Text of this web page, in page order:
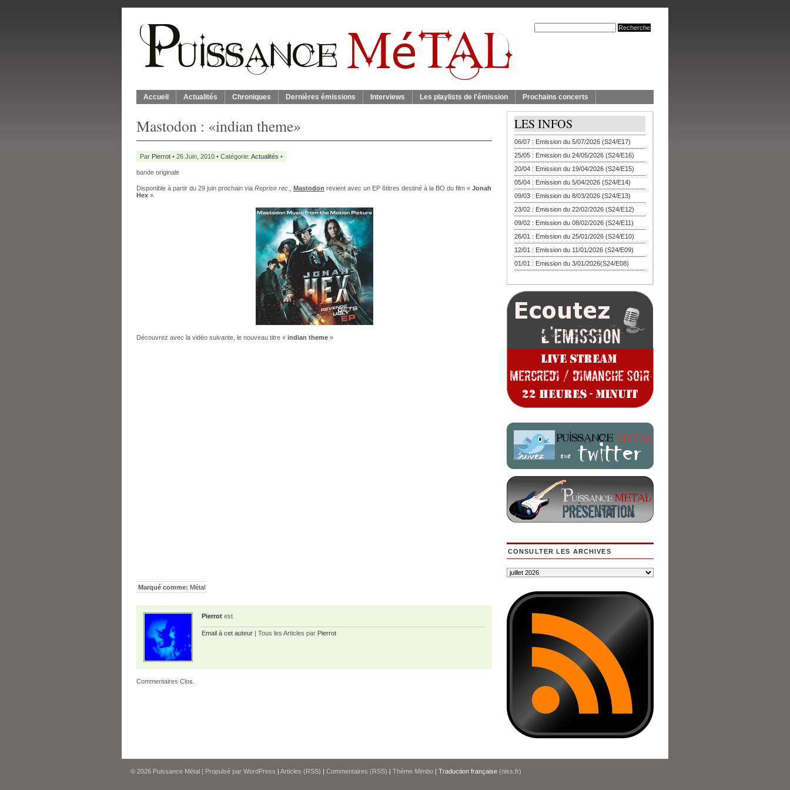
Accueil Actualités Chroniques Dernières émissions Interviews Les playlists de l'émission Prochains concerts
Mastodon : «indian theme»
Par Pierrot • 26 Juin, 2010 • Catégorie: Actualités •
bande originale
Disponible à partir du 29 juin prochain via Reprise rec., Mastodon revient avec un EP 6titres destiné à la BO du film « Jonah
Hex ».
Découvrez avec la vidéo suivante, le nouveau titre « indian theme »
Marqué comme: Métal
Pierrot est
Email à cet auteur | Tous les Articles par Pierrot
Commentaires Clos.
LES INFOS
06/07 : Emission du 5/07/2026 (S24/E17)
25/05 : Emission du 24/05/2026 (S24/E16)
20/04 : Emission du 19/04/2026 (S24/E15)
05/04 : Emission du 5/04/2026 (S24/E14)
09/03 : Emission du 8/03/2026 (S24/E13)
23/02 : Emission du 22/02/2026 (S24/E12)
09/02 : Emission du 08/02/2026 (S24/E11)
26/01 : Emission du 25/01/2026 (S24/E10)
12/01 : Emission du 11/01/2026 (S24/E09)
01/01 : Emission du 3/01/2026(S24/E08)
CONSULTER LES ARCHIVES
© 2026 Puissance Métal | Propulsé par WordPress | Articles (RSS) | Commentaires (RSS) | Thème Mimbo | Traduction française (niss.fr)